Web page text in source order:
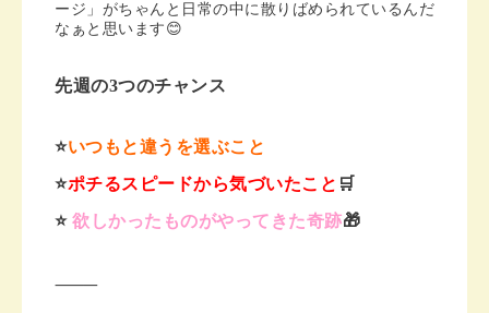
ージ」がちゃんと日常の中に散りばめられているんだ
なぁと思います😊
先週の3つのチャンス
⭐️いつもと違うを選ぶこと
⭐️ポチるスピードから気づいたこと 🛒
⭐️ 欲しかったものがやってきた奇跡🎁
⸻